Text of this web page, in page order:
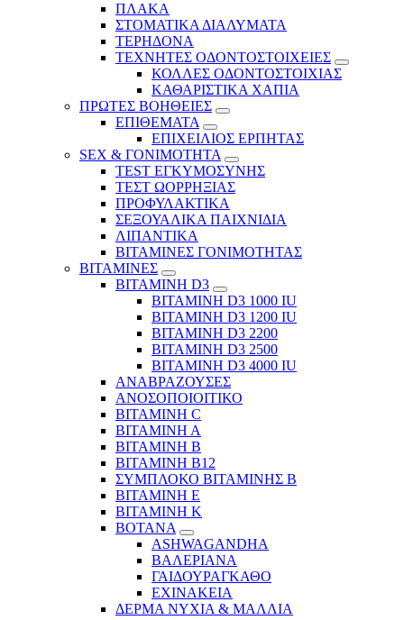
ΠΛΑΚΑ
ΣΤΟΜΑΤΙΚΑ ΔΙΑΛΥΜΑΤΑ
ΤΕΡΗΔΟΝΑ
ΤΕΧΝΗΤΕΣ ΟΔΟΝΤΟΣΤΟΙΧΕΙΕΣ
ΚΟΛΛΕΣ ΟΔΟΝΤΟΣΤΟΙΧΙΑΣ
ΚΑΘΑΡΙΣΤΙΚΑ ΧΑΠΙΑ
ΠΡΩΤΕΣ ΒΟΗΘΕΙΕΣ
ΕΠΙΘΕΜΑΤΑ
ΕΠΙΧΕΙΛΙΟΣ ΕΡΠΗΤΑΣ
SEX & ΓΟΝΙΜΟΤΗΤΑ
TEST ΕΓΚΥΜΟΣΥΝΗΣ
ΤΕΣΤ ΩΟΡΡΗΞΙΑΣ
ΠΡΟΦΥΛΑΚΤΙΚΑ
ΣΕΞΟΥΑΛΙΚΑ ΠΑΙΧΝΙΔΙΑ
ΛΙΠΑΝΤΙΚΑ
ΒΙΤΑΜΙΝΕΣ ΓΟΝΙΜΟΤΗΤΑΣ
ΒΙΤΑΜΙΝΕΣ
ΒΙΤΑΜΙΝΗ D3
ΒΙΤΑΜΙΝΗ D3 1000 IU
ΒΙΤΑΜΙΝΗ D3 1200 IU
ΒΙΤΑΜΙΝΗ D3 2200
ΒΙΤΑΜΙΝΗ D3 2500
BITAMINH D3 4000 IU
ΑΝΑΒΡΑΖΟΥΣΕΣ
ΑΝΟΣΟΠΟΙΟΙΤΙΚΟ
ΒΙΤΑΜΙΝΗ C
ΒΙΤΑΜΙΝΗ Α
ΒΙΤΑΜΙΝΗ Β
ΒΙΤΑΜΙΝΗ Β12
ΣΥΜΠΛΟΚΟ ΒΙΤΑΜΙΝΗΣ Β
ΒΙΤΑΜΙΝΗ Ε
ΒΙΤΑΜΙΝΗ Κ
ΒΟΤΑΝΑ
ASHWAGANDHA
ΒΑΛΕΡΙΑΝΑ
ΓΑΙΔΟΥΡΑΓΚΑΘΟ
ΕΧΙΝΑΚΕΙΑ
ΔΕΡΜΑ ΝΥΧΙΑ & ΜΑΛΛΙΑ